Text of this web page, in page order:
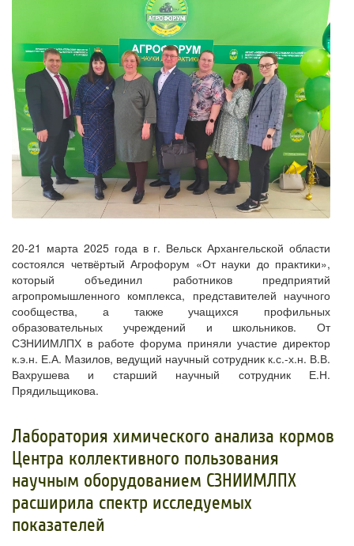
20-21 марта 2025 года в г. Вельск Архангельской области
состоялся четвёртый Агрофорум «От науки до практики»,
который объединил работников предприятий
агропромышленного комплекса, представителей научного
сообщества, а также учащихся профильных
образовательных учреждений и школьников. От
СЗНИИМЛПХ в работе форума приняли участие директор
к.э.н. Е.А. Мазилов, ведущий научный сотрудник к.с.-х.н. В.В.
Вахрушева и старший научный сотрудник Е.Н.
Прядильщикова.
Лаборатория химического анализа кормов
Центра коллективного пользования
научным оборудованием СЗНИИМЛПХ
расширила спектр исследуемых
показателей